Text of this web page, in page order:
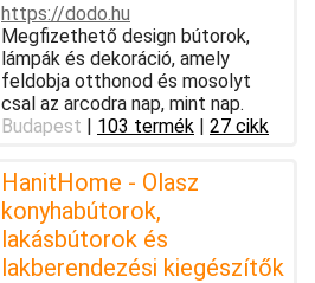
https://dodo.hu
Megfizethető design bútorok,
lámpák és dekoráció, amely
feldobja otthonod és mosolyt
csal az arcodra nap, mint nap.
Budapest | 103 termék | 27 cikk
HanitHome - Olasz
konyhabútorok,
lakásbútorok és
lakberendezési kiegészítők